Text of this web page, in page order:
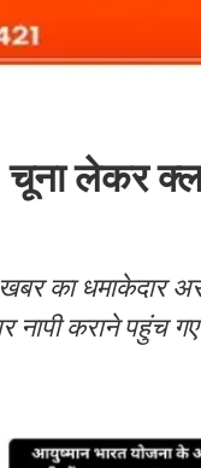
चूना लेकर
खबर का
नापी कराने पहुंच